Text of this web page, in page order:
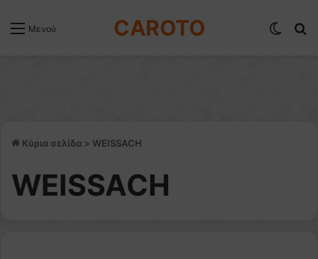
Μενού CAROTO
Κύρια σελίδα > WEISSACH
WEISSACH